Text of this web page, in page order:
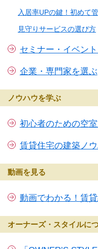
入居率UPの鍵！初めて
見守りサービスの選び方
セミナー・イベン
企業・専門家を選ぶ
ノウハウを学ぶ
初心者のための空
賃貸住宅の建築ノ
動画を見る
動画でわかる！賃
オーナーズ・スタイルに